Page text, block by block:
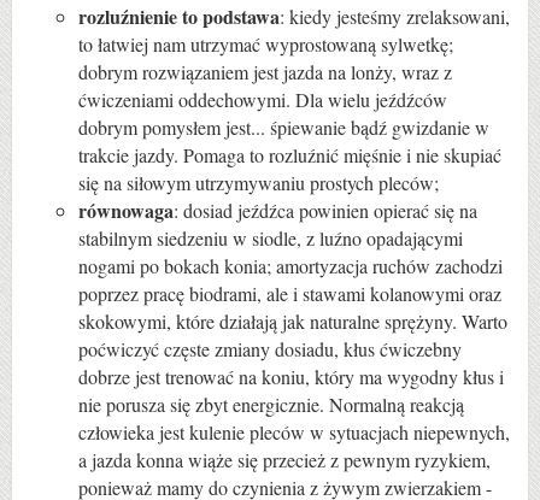
rozluźnienie to podstawa: kiedy jesteśmy zrelaksowani,
to łatwiej nam utrzymać wyprostowaną sylwetkę;
dobrym rozwiązaniem jest jazda na lonży, wraz z
ćwiczeniami oddechowymi. Dla wielu jeźdźców
dobrym pomysłem jest... śpiewanie bądź gwizdanie w
trakcie jazdy. Pomaga to rozluźnić mięśnie i nie skupiać
się na siłowym utrzymywaniu prostych pleców;
równowaga: dosiad jeźdźca powinien opierać się na
stabilnym siedzeniu w siodle, z luźno opadającymi
nogami po bokach konia; amortyzacja ruchów zachodzi
poprzez pracę biodrami, ale i stawami kolanowymi oraz
skokowymi, które działają jak naturalne sprężyny. Warto
poćwiczyć częste zmiany dosiadu, kłus ćwiczebny
dobrze jest trenować na koniu, który ma wygodny kłus i
nie porusza się zbyt energicznie. Normalną reakcją
człowieka jest kulenie pleców w sytuacjach niepewnych,
a jazda konna wiąże się przecież z pewnym ryzykiem,
ponieważ mamy do czynienia z żywym zwierzakiem -